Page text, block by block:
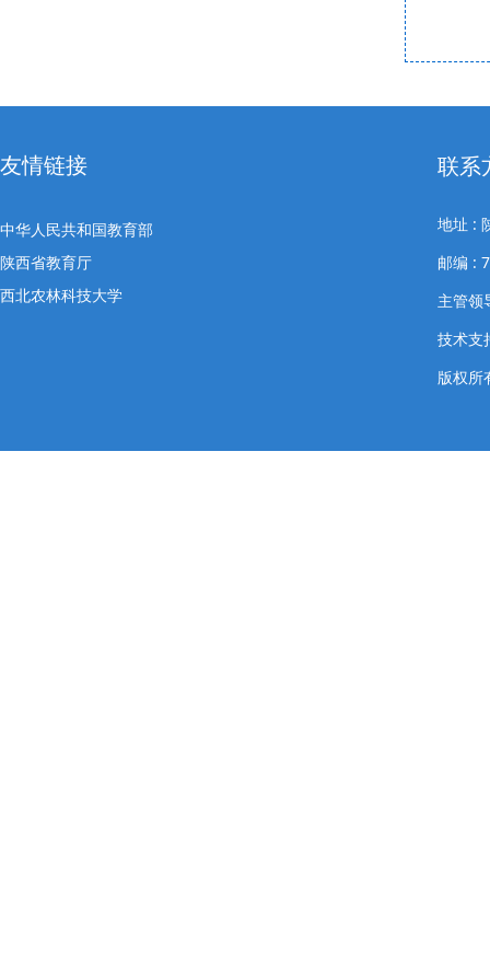
友情链接
中华人民共和国教育部
陕西省教育厅
西北农林科技大学
联系
地址 :
邮编 :
主管
技术支
版权